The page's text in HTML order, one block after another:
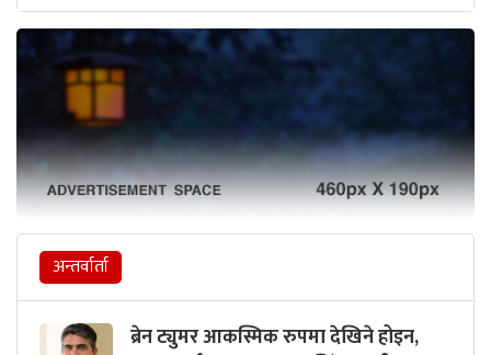
सबै हेर्नुहोस
अन्तर्वार्ता